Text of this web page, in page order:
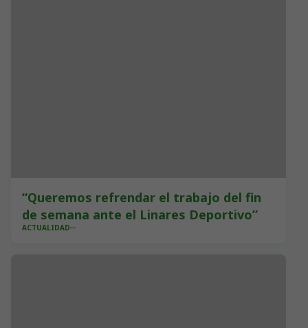
“Queremos refrendar el trabajo del fin
de semana ante el Linares Deportivo”
ACTUALIDAD